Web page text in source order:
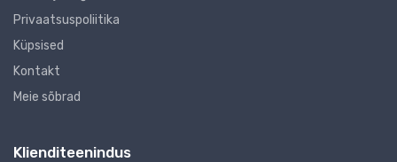
Privaatsuspoliitika
Küpsised
Kontakt
Meie sõbrad
Klienditeenindus